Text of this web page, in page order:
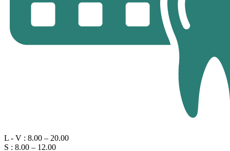
L - V : 8.00 – 20.00
S : 8.00 – 12.00